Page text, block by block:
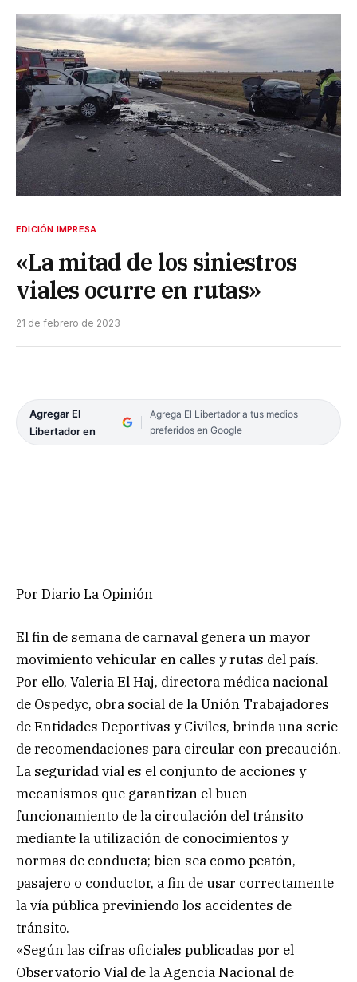
EDICIÓN IMPRESA
«La mitad de los siniestros
viales ocurre en rutas»
21 de febrero de 2023
Agregar El
Libertador en
Agrega El Libertador a tus medios
preferidos en Google
Por Diario La Opinión
El fin de semana de carnaval genera un mayor
movimiento vehicular en calles y rutas del país.
Por ello, Valeria El Haj, directora médica nacional
de Ospedyc, obra social de la Unión Trabajadores
de Entidades Deportivas y Civiles, brinda una serie
de recomendaciones para circular con precaución.
La seguridad vial es el conjunto de acciones y
mecanismos que garantizan el buen
funcionamiento de la circulación del tránsito
mediante la utilización de conocimientos y
normas de conducta; bien sea como peatón,
pasajero o conductor, a fin de usar correctamente
la vía pública previniendo los accidentes de
tránsito.
«Según las cifras oficiales publicadas por el
Observatorio Vial de la Agencia Nacional de